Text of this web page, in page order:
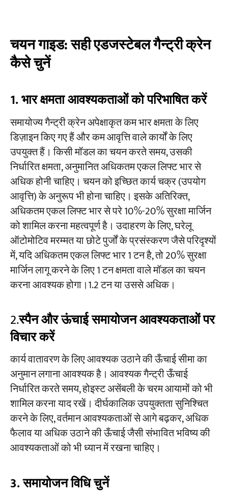
चयन गाइड: सही एडजस्टेबल गैन्ट्री क्रेन
कैसे चुनें
1. भार क्षमता आवश्यकताओं को परिभाषित करें
समायोज्य गैन्ट्री क्रेन अपेक्षाकृत कम भार क्षमता के लिए
डिज़ाइन किए गए हैं और कम आवृत्ति वाले कार्यों के लिए
उपयुक्त हैं। किसी मॉडल का चयन करते समय, उसकी
निर्धारित क्षमता, अनुमानित अधिकतम एकल लिफ्ट भार से
अधिक होनी चाहिए। चयन को इच्छित कार्य चक्र (उपयोग
आवृत्ति) के अनुरूप भी होना चाहिए। इसके अतिरिक्त,
अधिकतम एकल लिफ्ट भार से परे 10%-20% सुरक्षा मार्जिन
को शामिल करना महत्वपूर्ण है। उदाहरण के लिए, घरेलू
ऑटोमोटिव मरम्मत या छोटे पुर्जों के प्रसंस्करण जैसे परिदृश्यों
में, यदि अधिकतम एकल लिफ्ट भार 1 टन है, तो 20% सुरक्षा
मार्जिन लागू करने के लिए 1 टन क्षमता वाले मॉडल का चयन
करना आवश्यक होगा।1.2 टन या उससे अधिक।
2.स्पैन और ऊंचाई समायोजन आवश्यकताओं पर
विचार करें
कार्य वातावरण के लिए आवश्यक उठाने की ऊँचाई सीमा का
अनुमान लगाना आवश्यक है। आवश्यक गैन्ट्री ऊँचाई
निर्धारित करते समय, होइस्ट असेंबली के चरम आयामों को भी
शामिल करना याद रखें। दीर्घकालिक उपयुक्तता सुनिश्चित
करने के लिए, वर्तमान आवश्यकताओं से आगे बढ़कर, अधिक
फैलाव या अधिक उठाने की ऊँचाई जैसी संभावित भविष्य की
आवश्यकताओं को भी ध्यान में रखना चाहिए।
​3. समायोजन विधि चुनें